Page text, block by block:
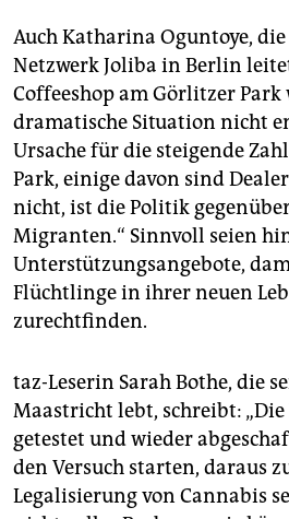
Auch Katharina Oguntoye,
Netzwerk Joliba in Berlin
Coffeeshop am Görlitzer Park
dramatische Situation nicht
Ursache für die steigende
Park, einige davon sind
nicht, ist die Politik
Migranten.“ Sinnvoll seien
Unterstützungsangebote,
Flüchtlinge in ihrer neuen
zurechtfinden.
taz-Leserin Sarah Bothe, die
Maastricht lebt, schreibt:
getestet und wieder
den Versuch starten, daraus
Legalisierung von Cannabis